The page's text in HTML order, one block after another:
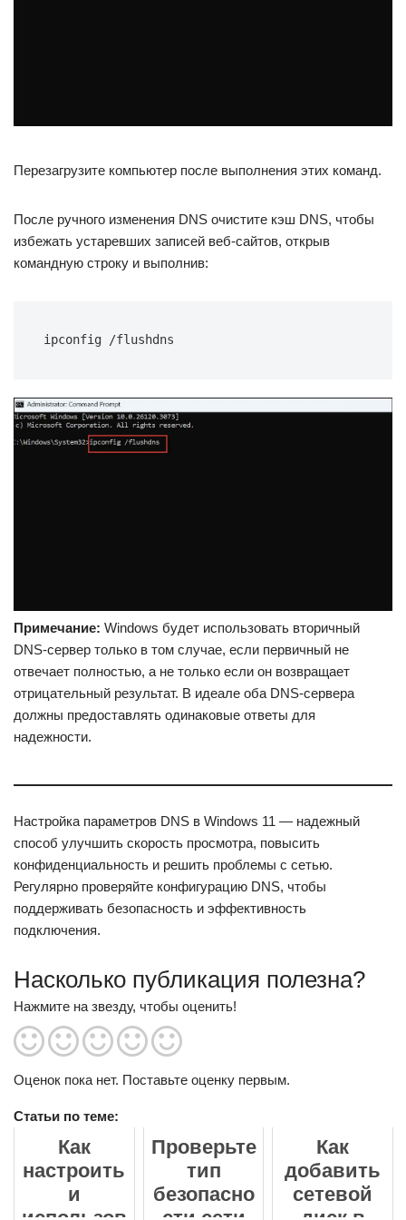
Перезагрузите компьютер после выполнения этих команд.
После ручного изменения DNS очистите кэш DNS, чтобы
избежать устаревших записей веб-сайтов, открыв
командную строку и выполнив:
ipconfig /flushdns
Примечание: Windows будет использовать вторичный
DNS-сервер только в том случае, если первичный не
отвечает полностью, а не только если он возвращает
отрицательный результат. В идеале оба DNS-сервера
должны предоставлять одинаковые ответы для
надежности.
Настройка параметров DNS в Windows 11 — надежный
способ улучшить скорость просмотра, повысить
конфиденциальность и решить проблемы с сетью.
Регулярно проверяйте конфигурацию DNS, чтобы
поддерживать безопасность и эффективность
подключения.
Насколько публикация полезна?
Нажмите на звезду, чтобы оценить!
Оценок пока нет. Поставьте оценку первым.
Статьи по теме:
Как
настроить
и
Проверьте
тип
безопасно
Как
добавить
сетевой